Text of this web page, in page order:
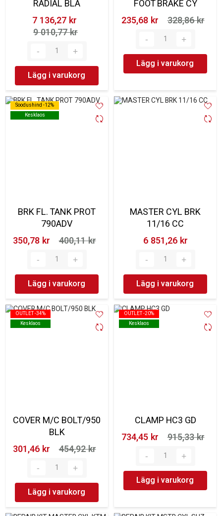
RADIAL BLA
7 136,27 kr‎
9 010,77 kr‎
Lägg i varukorg
FOOT BRAKE CY
235,68 kr‎
328,86 kr‎
Lägg i varukorg
Soodushind -12%
Kesklaos
Soodushind -12%
Kesklaos
BRK FL. TANK PROT
790ADV
350,78 kr‎
400,11 kr‎
Lägg i varukorg
MASTER CYL BRK
11/16 CC
6 851,26 kr‎
Lägg i varukorg
OUTLET -34%
Kesklaos
OUTLET -34%
Kesklaos
COVER M/C BOLT/950
BLK
301,46 kr‎
454,92 kr‎
Lägg i varukorg
OUTLET -20%
Kesklaos
OUTLET -20%
Kesklaos
CLAMP HC3 GD
734,45 kr‎
915,33 kr‎
Lägg i varukorg